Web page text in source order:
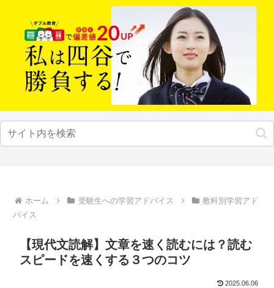
ホーム 受験生への学習アドバイス
教科別学習アド
バイス
【現代文読解】文章を速く読むには？読む
スピードを速くする３つのコツ
2025.06.06